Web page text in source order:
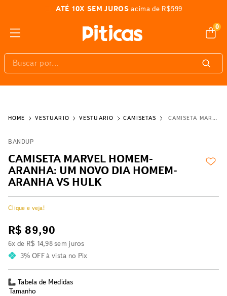
ATÉ 10X SEM JUROS acima de R$599
0
Buscar por...
VESTUÁRIO VESTUÁRIO CAMISETAS CAMISETA MARVEL HOMEM-ARANHA: UM NOVO DIA HOMEM-ARANHA VS HULK
BANDUP
CAMISETA MARVEL HOMEM-
ARANHA: UM NOVO DIA HOMEM-
ARANHA VS HULK
Clique e veja!
R$ 89,90
6x de R$ 14,98sem juros
3% OFFà vista no Pix
Tabela de Medidas
Tamanho